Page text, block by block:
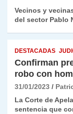
Vecinos y
del sector Pablo
DESTACADAS
Confirman
robo con
31/01/2023
La Corte de
sentencia que